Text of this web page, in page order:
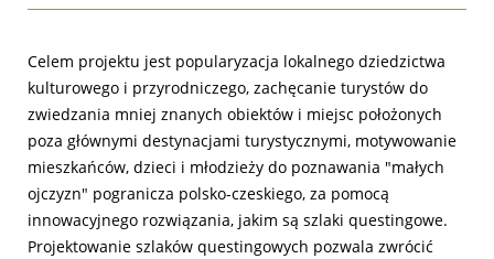
Celem projektu jest popularyzacja lokalnego dziedzictwa
kulturowego i przyrodniczego, zachęcanie turystów do
zwiedzania mniej znanych obiektów i miejsc położonych
poza głównymi destynacjami turystycznymi, motywowanie
mieszkańców, dzieci i młodzieży do poznawania "małych
ojczyzn" pogranicza polsko-czeskiego, za pomocą
innowacyjnego rozwiązania, jakim są szlaki questingowe.
Projektowanie szlaków questingowych pozwala zwrócić